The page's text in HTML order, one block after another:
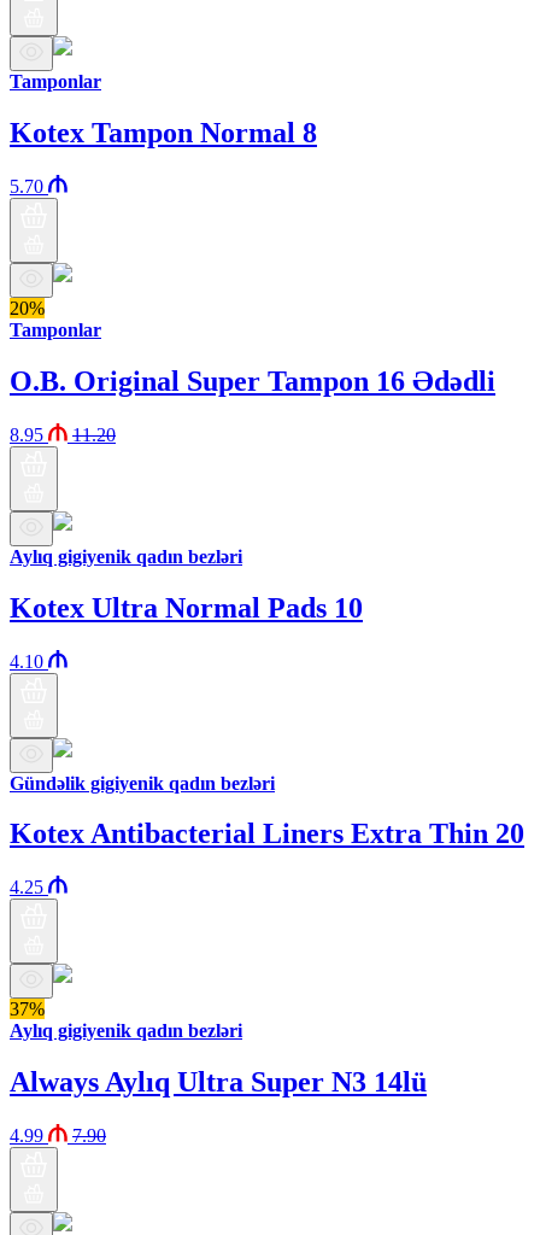
Tamponlar
Kotex Tampon Normal 8
5.70
20%
Tamponlar
O.B. Original Super Tampon 16 Ədədli
8.95 11.20
Aylıq gigiyenik qadın bezləri
Kotex Ultra Normal Pads 10
4.10
Gündəlik gigiyenik qadın bezləri
Kotex Antibacterial Liners Extra Thin 20
4.25
37%
Aylıq gigiyenik qadın bezləri
Always Aylıq Ultra Super N3 14lü
4.99 7.90